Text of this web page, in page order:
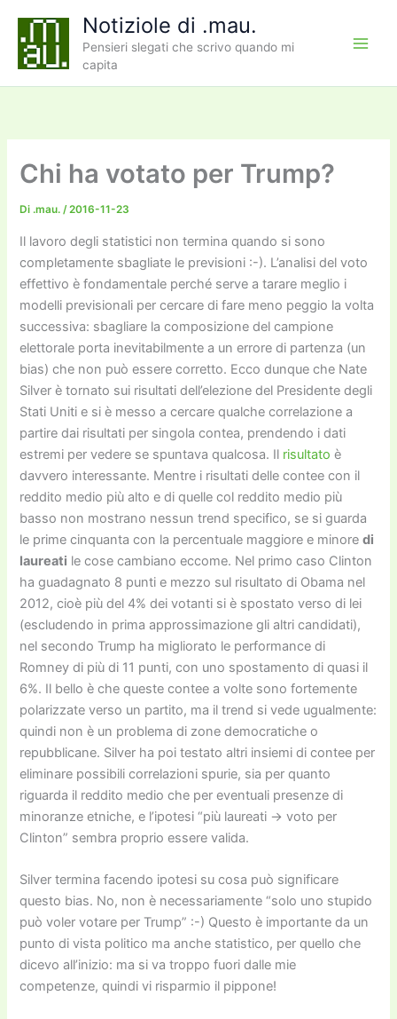
contenuto
Notiziole di .mau.
Pensieri slegati che scrivo quando mi
capita
Chi ha votato per Trump?
Di .mau./2016-11-23
Il lavoro degli statistici non termina quando si sono
completamente sbagliate le previsioni :-). L’analisi del voto
effettivo è fondamentale perché serve a tarare meglio i
modelli previsionali per cercare di fare meno peggio la volta
successiva: sbagliare la composizione del campione
elettorale porta inevitabilmente a un errore di partenza (un
bias) che non può essere corretto. Ecco dunque che Nate
Silver è tornato sui risultati dell’elezione del Presidente degli
Stati Uniti e si è messo a cercare qualche correlazione a
partire dai risultati per singola contea, prendendo i dati
estremi per vedere se spuntava qualcosa. Il risultato è
davvero interessante. Mentre i risultati delle contee con il
reddito medio più alto e di quelle col reddito medio più
basso non mostrano nessun trend specifico, se si guarda
le prime cinquanta con la percentuale maggiore e minoredi
laureati le cose cambiano eccome. Nel primo caso Clinton
ha guadagnato 8 punti e mezzo sul risultato di Obama nel
2012, cioè più del 4% dei votanti si è spostato verso di lei
(escludendo in prima approssimazione gli altri candidati),
nel secondo Trump ha migliorato le performance di
Romney di più di 11 punti, con uno spostamento di quasi il
6%. Il bello è che queste contee a volte sono fortemente
polarizzate verso un partito, ma il trend si vede ugualmente:
quindi non è un problema di zone democratiche o
repubblicane. Silver ha poi testato altri insiemi di contee per
eliminare possibili correlazioni spurie, sia per quanto
riguarda il reddito medio che per eventuali presenze di
minoranze etniche, e l’ipotesi “più laureati → voto per
Clinton” sembra proprio essere valida.
Silver termina facendo ipotesi su cosa può significare
questo bias. No, non è necessariamente “solo uno stupido
può voler votare per Trump” :-) Questo è importante da un
punto di vista politico ma anche statistico, per quello che
dicevo all’inizio: ma si va troppo fuori dalle mie
competenze, quindi vi risparmio il pippone!